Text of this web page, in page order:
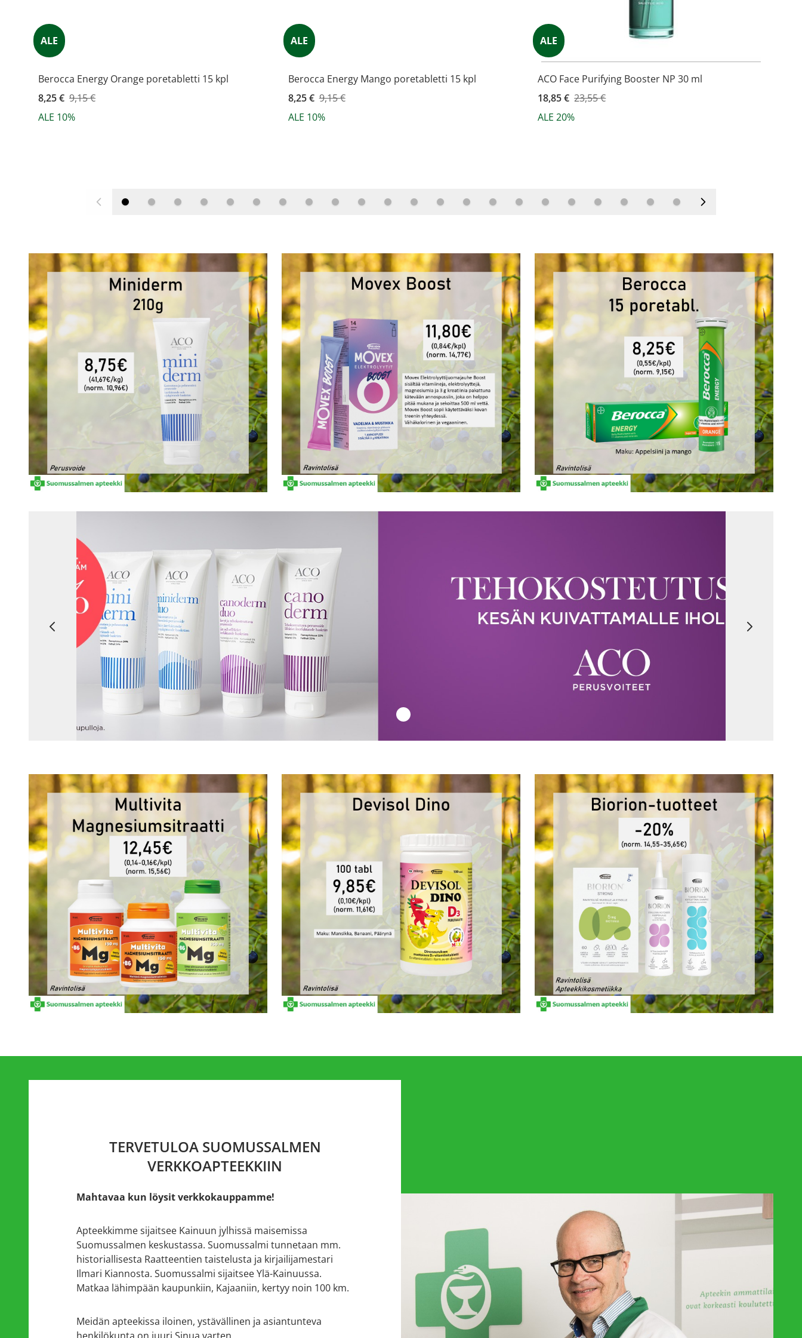
ALE
Berocca Energy Orange poretabletti 15 kpl
Kampanjahinta
8,25 € 9,15 €
ALE 10%
ALE
Berocca Energy Mango poretabletti 15 kpl
Kampanjahinta
8,25 € 9,15 €
ALE 10%
ALE
ACO Face Purifying Booster NP 30 ml
Kampanjahinta
18,85 € 23,55 €
ALE 20%
TERVETULOA SUOMUSSALMEN
VERKKOAPTEEKKIIN
Mahtavaa kun löysit verkkokauppamme!
Apteekkimmesijaitsee Kainuun jylhissä maisemissa
Suomussalmen keskustassa. Suomussalmi tunnetaan mm.
historiallisesta Raatteentien taistelusta ja kirjailijamestari
Ilmari Kiannosta. Suomussalmi sijaitsee Ylä-Kainuussa.
Matkaa lähimpään kaupunkiin, Kajaaniin, kertyy noin 100 km.
Meidän apteekissa iloinen, ystävällinen ja asiantunteva